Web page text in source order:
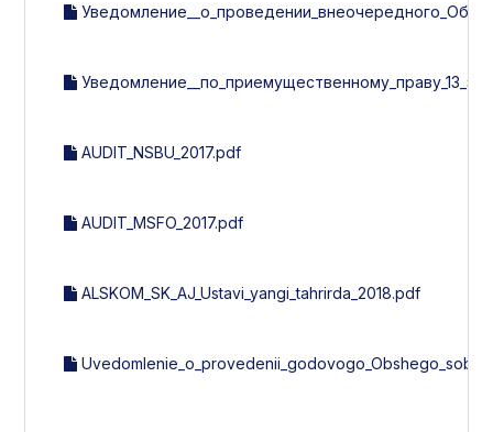
AUDIT_NSBU_2017.pdf
AUDIT_MSFO_2017.pdf
ALSKOM_SK_AJ_Ustavi_yangi_tahrirda_2018.pdf